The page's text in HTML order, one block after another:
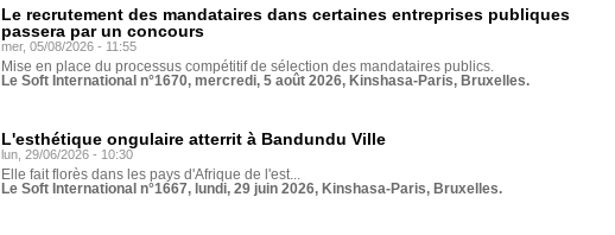
Le recrutement des mandataires dans certaines entreprises publiques
passera par un concours
mer, 05/08/2026 - 11:55
Mise en place du processus compétitif de sélection des mandataires publics.
Le Soft International n°1670, mercredi, 5 août 2026, Kinshasa-Paris, Bruxelles.
L'esthétique ongulaire atterrit à Bandundu Ville
lun, 29/06/2026 - 10:30
Elle fait florès dans les pays d'Afrique de l'est...
Le Soft International n°1667, lundi, 29 juin 2026, Kinshasa-Paris, Bruxelles.